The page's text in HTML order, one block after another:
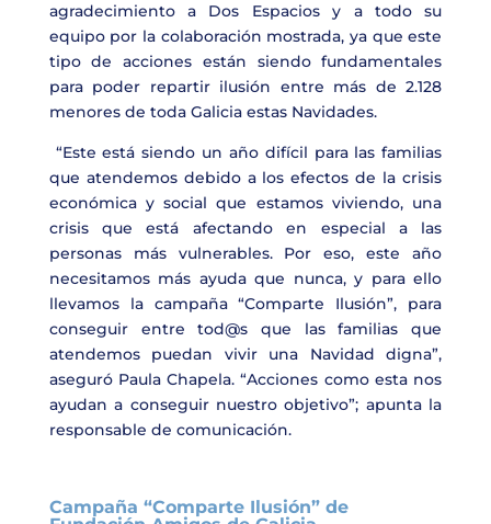
agradecimiento a Dos Espacios y a todo su
equipo por la colaboración mostrada, ya que este
tipo de acciones están siendo fundamentales
para poder repartir ilusión entre más de 2.128
menores de toda Galicia estas Navidades.
“Este está siendo un año difícil para las familias
que atendemos debido a los efectos de la crisis
económica y social que estamos viviendo, una
crisis que está afectando en especial a las
personas más vulnerables. Por eso, este año
necesitamos más ayuda que nunca, y para ello
llevamos la campaña “Comparte Ilusión”, para
conseguir entre tod@s que las familias que
atendemos puedan vivir una Navidad digna”,
aseguró Paula Chapela. “Acciones como esta nos
ayudan a conseguir nuestro objetivo”; apunta la
responsable de comunicación.
Campaña “Comparte Ilusión” de